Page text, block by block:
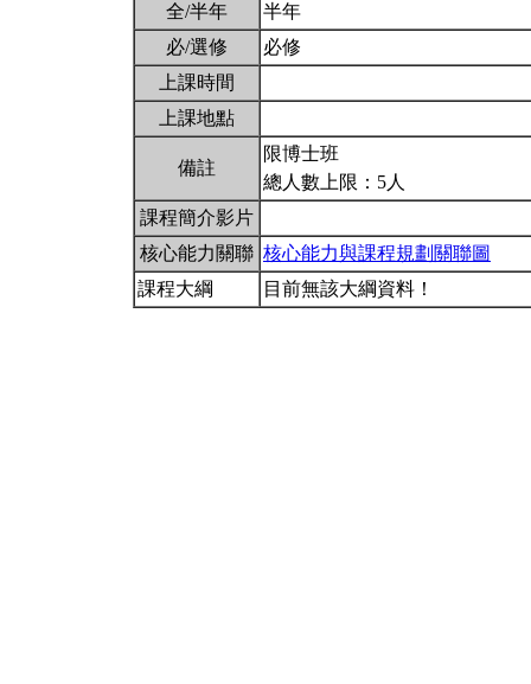
全/半年
半年
必/選修
必修
上課時間
上課地點
備註
限博士班
總人數上限：5人
課程簡介影片
核心能力關聯 核心能力與課程規劃關聯圖
課程大綱
目前無該大綱資料！